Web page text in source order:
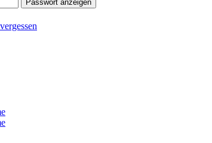
Passwort anzeigen